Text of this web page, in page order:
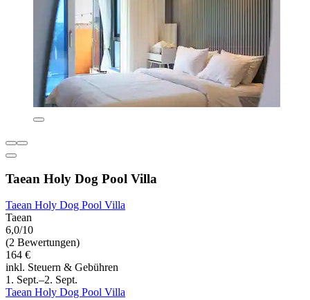
Taean Holy Dog Pool Villa
Taean Holy Dog Pool Villa
Taean
6,0/10
(2 Bewertungen)
164 €
inkl. Steuern & Gebühren
1. Sept.–2. Sept.
Taean Holy Dog Pool Villa